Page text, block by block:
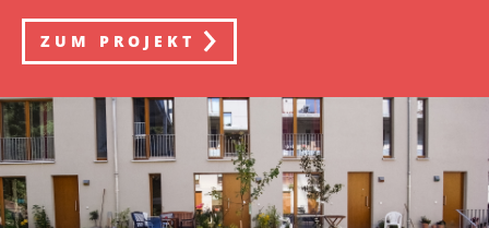
ZUM PROJEKT